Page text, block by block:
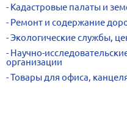
Кадастровые палаты и
Ремонт и содержание
Экологические службы,
Научно-
организации
Товары для офиса,